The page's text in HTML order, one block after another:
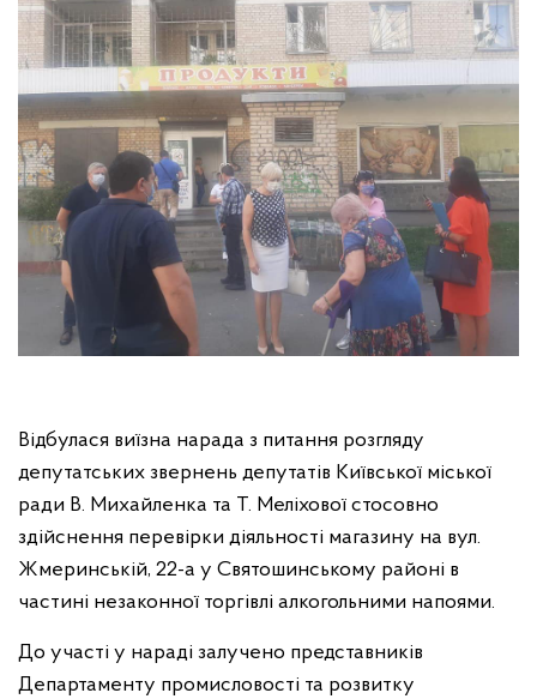
Відбулася виїзна нарада з питання розгляду
депутатських звернень депутатів Київської міської
ради В. Михайленка та Т. Меліхової стосовно
здійснення перевірки діяльності магазину на вул.
Жмеринській, 22-а у Святошинському районі в
частині незаконної торгівлі алкогольними напоями.
До участі у нараді залучено представників
Департаменту промисловості та розвитку